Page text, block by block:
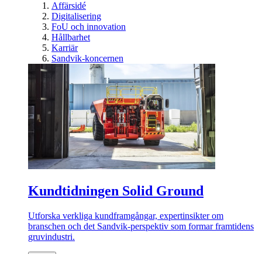
Affärsidé
Digitalisering
FoU och innovation
Hållbarhet
Karriär
Sandvik-koncernen
Kundtidningen Solid Ground
Utforska verkliga kundframgångar, expertinsikter om
branschen och det Sandvik-perspektiv som formar framtidens
gruvindustri.